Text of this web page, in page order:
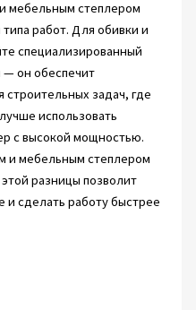
мебельным степлером
работ. Для обивки и
специализированный
он обеспечит
строительных задач, где
использовать
с высокой мощностью.
и мебельным степлером
разницы позволит
и сделать работу быстрее